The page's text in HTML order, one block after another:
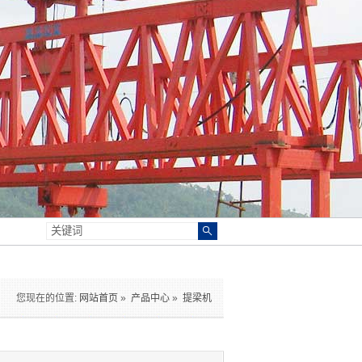
您现在的位置: 网站首页 » 产品中心 » 提梁机